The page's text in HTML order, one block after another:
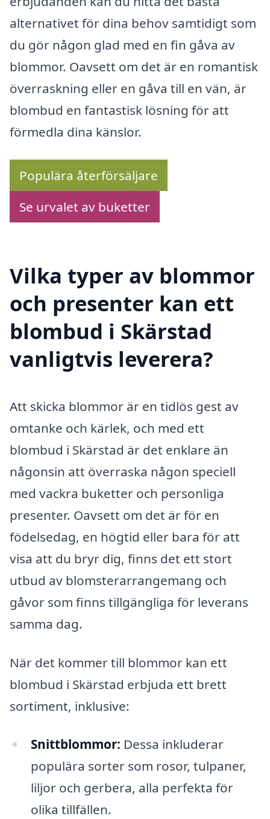
alternativet för dina behov samtidigt som
du gör någon glad med en fin gåva av
blommor. Oavsett om det är en romantisk
överraskning eller en gåva till en vän, är
blombud en fantastisk lösning för att
förmedla dina känslor.
Populära återförsäljare
Se urvalet av buketter
Vilka typer av blommor
och presenter kan ett
blombud i Skärstad
vanligtvis leverera?
Att skicka blommor är en tidlös gest av
omtanke och kärlek, och med ett
blombud i Skärstad är det enklare än
någonsin att överraska någon speciell
med vackra buketter och personliga
presenter. Oavsett om det är för en
födelsedag, en högtid eller bara för att
visa att du bryr dig, finns det ett stort
utbud av blomsterarrangemang och
gåvor som finns tillgängliga för leverans
samma dag.
När det kommer till blommor kan ett
blombud i Skärstad erbjuda ett brett
sortiment, inklusive:
Snittblommor: Dessa inkluderar
populära sorter som rosor, tulpaner,
liljor och gerbera, alla perfekta för
olika tillfällen.